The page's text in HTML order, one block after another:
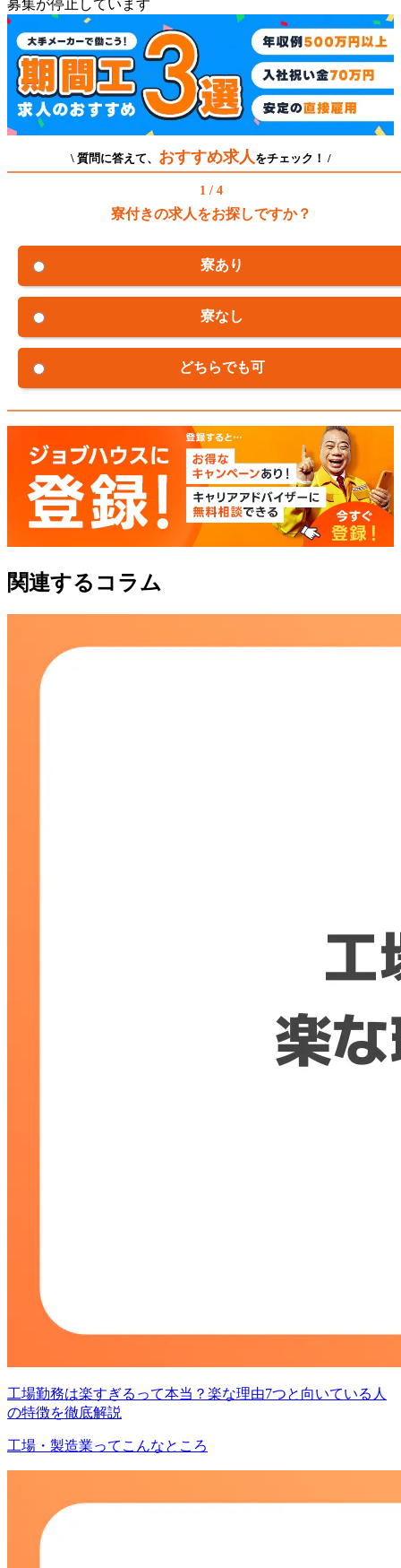
募集が停止しています
\ 質問に答えて、 おすすめ求人 をチェック！ /
1 / 4
寮付きの求人をお探しですか？
寮あり
寮なし
どちらでも可
関連するコラム
工場勤務は楽すぎるって本当？楽な理由7つと向いている人
の特徴を徹底解説
工場・製造業ってこんなところ